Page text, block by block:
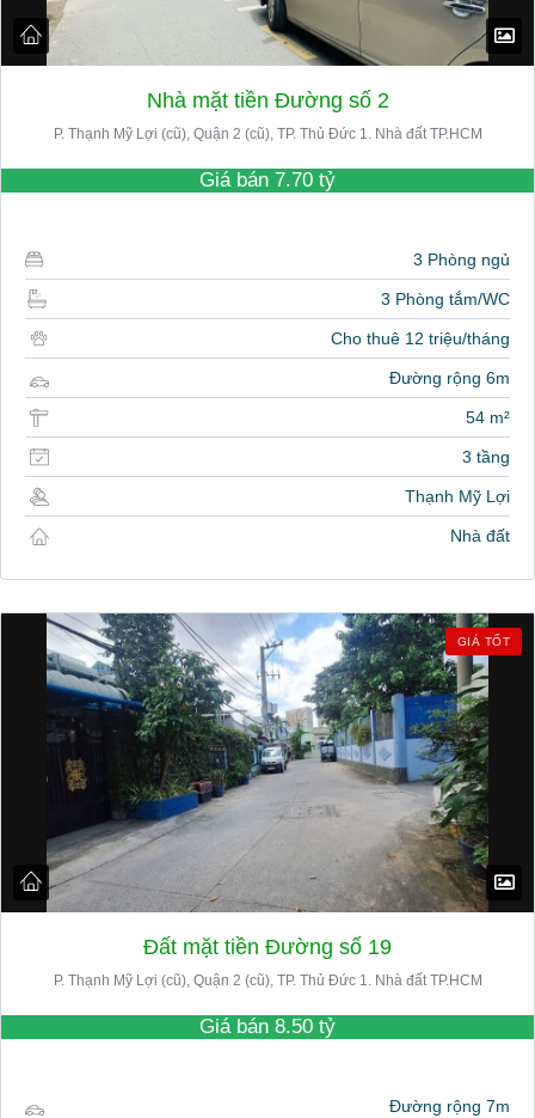
Nhà mặt tiền Đường số 2
P. Thạnh Mỹ Lợi (cũ), Quận 2 (cũ), TP. Thủ Đức 1. Nhà đất TP.HCM
Giá bán 7.70 tỷ
3 Phòng ngủ
3 Phòng tắm/WC
Cho thuê 12 triệu/tháng
Đường rộng 6m
54 m²
3 tầng
Thạnh Mỹ Lợi
Nhà đất
GIÁ TỐT
Đất mặt tiền Đường số 19
P. Thạnh Mỹ Lợi (cũ), Quận 2 (cũ), TP. Thủ Đức 1. Nhà đất TP.HCM
Giá bán 8.50 tỷ
Đường rộng 7m